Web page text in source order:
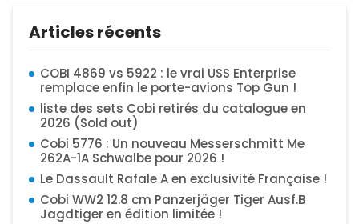
Articles récents
COBI 4869 vs 5922 : le vrai USS Enterprise
remplace enfin le porte-avions Top Gun !
liste des sets Cobi retirés du catalogue en
2026 (Sold out)
Cobi 5776 : Un nouveau Messerschmitt Me
262A-1A Schwalbe pour 2026 !
Le Dassault Rafale A en exclusivité Française !
Cobi WW2 12.8 cm Panzerjäger Tiger Ausf.B
Jagdtiger en édition limitée !